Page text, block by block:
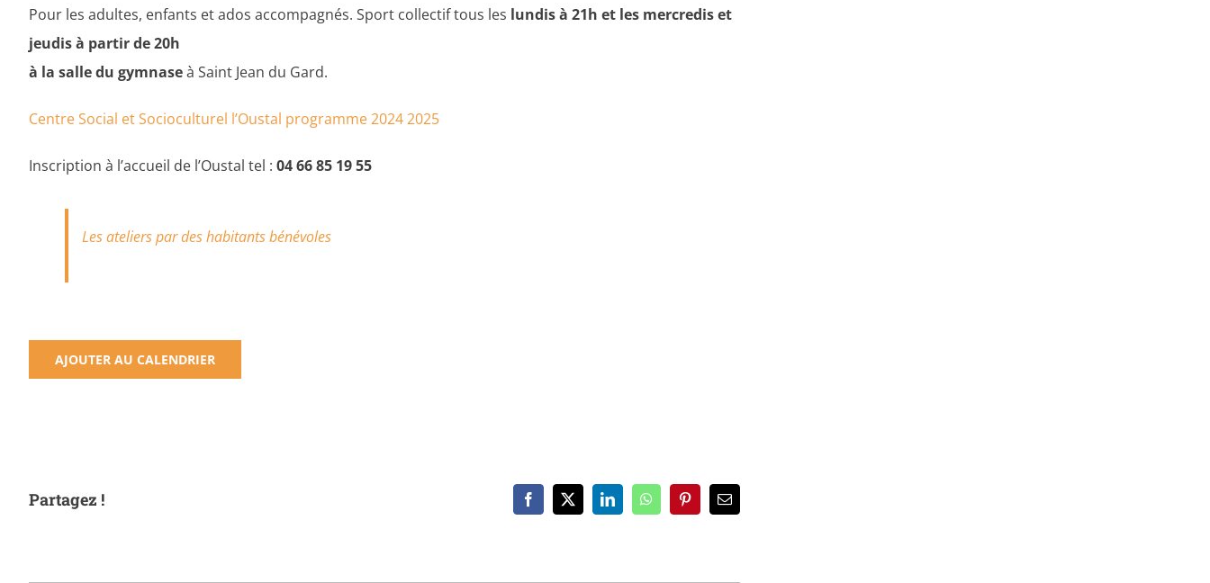
Pour les adultes, enfants et ados accompagnés. Sport collectif tous les lundis à 21h et les mercredis et
jeudis à partir de 20h
à la salle du gymnaseà Saint Jean du Gard.
Centre Social et Socioculturel l’Oustal programme 2024 2025
Inscription à l’accueil de l’Oustal tel : 04 66 85 19 55
Les ateliers par des habitants bénévoles
AJOUTER AU CALENDRIER
Partagez ! Facebook
X LinkedInWhatsAppPinterestEmail